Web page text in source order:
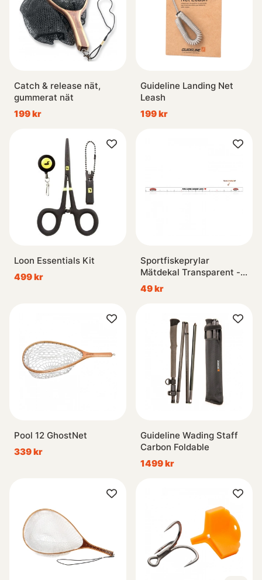
Catch & release nät,
gummerat nät
199 kr
Guideline Landing Net
Leash
199 kr
Loon Essentials Kit
499 kr
Sportfiskeprylar
Mätdekal Transparent -
136x5cm
49 kr
Pool 12 GhostNet
339 kr
Guideline Wading Staff
Carbon Foldable
1499 kr